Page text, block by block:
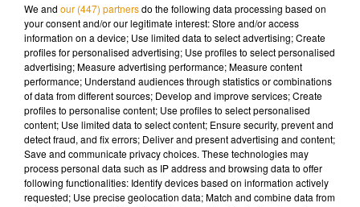
blessures ce dimanche 8 septembre. Après ce drame,
l'auteur de la gifle s'est rendu de lui-même au commissariat
du Mans ce lundi. Cet homme de 23 ans a été placé en garde
à vue, il devrait être mis en examen.
Musique
We and our (447) partnersdo the following data processing based on
your consent and/or our legitimate interest: Store and/or access
information on a device; Use limited data to select advertising; Create
profiles for personalised advertising; Use profiles to select personalised
advertising; Measure advertising performance; Measure content
performance; Understand audiences through statistics or combinations
of data from different sources; Develop and improve services; Create
profiles to personalise content; Use profiles to select personalised
content; Use limited data to select content; Ensure security, prevent and
detect fraud, and fix errors; Deliver and present advertising and content;
Save and communicate privacy choices. These technologies may
process personal data such as IP address and browsing data to offer
following functionalities: Identify devices based on information actively
requested; Use precise geolocation data; Match and combine data from